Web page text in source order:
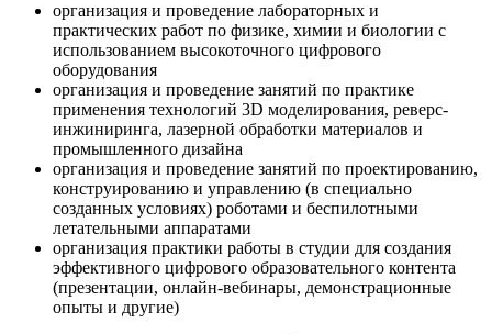
организация и проведение лабораторных и
практических работ по физике, химии и биологии с
использованием высокоточного цифрового
оборудования
организация и проведение занятий по практике
применения технологий 3D моделирования, реверс-
инжиниринга, лазерной обработки материалов и
промышленного дизайна
организация и проведение занятий по проектированию,
конструированию и управлению (в специально
созданных условиях) роботами и беспилотными
летательными аппаратами
организация практики работы в студии для создания
эффективного цифрового образовательного контента
(презентации, онлайн-вебинары, демонстрационные
опыты и другие)